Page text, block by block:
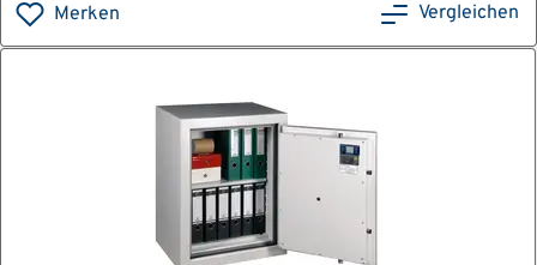
Merken Vergleichen